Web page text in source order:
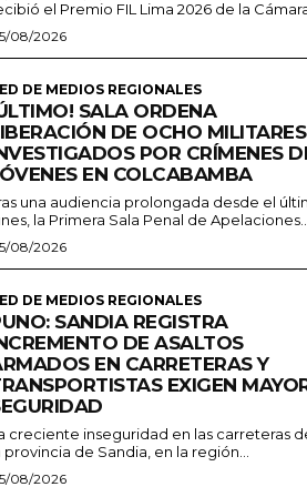
el Premio FIL Lima 2026 de la
08/2026
DE MEDIOS REGIONALES
SALA ORDENA
DE OCHO MILITARES
POR CRÍMENES
EN COLCABAMBA
una audiencia prolongada desde el
la Primera Sala Penal de Apelaciones...
08/2026
DE MEDIOS REGIONALES
SANDIA REGISTRA
DE ASALTOS
EN CARRETERAS Y
EXIGEN
creciente inseguridad en las carreteras
provincia de Sandia, en la región...
08/2026